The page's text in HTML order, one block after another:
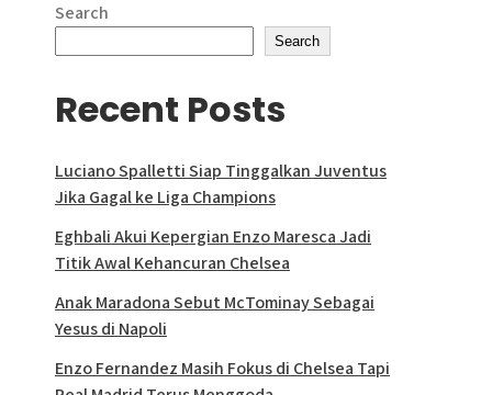
Search
Search
Recent Posts
Luciano Spalletti Siap Tinggalkan Juventus
Jika Gagal ke Liga Champions
Eghbali Akui Kepergian Enzo Maresca Jadi
Titik Awal Kehancuran Chelsea
Anak Maradona Sebut McTominay Sebagai
Yesus di Napoli
Enzo Fernandez Masih Fokus di Chelsea Tapi